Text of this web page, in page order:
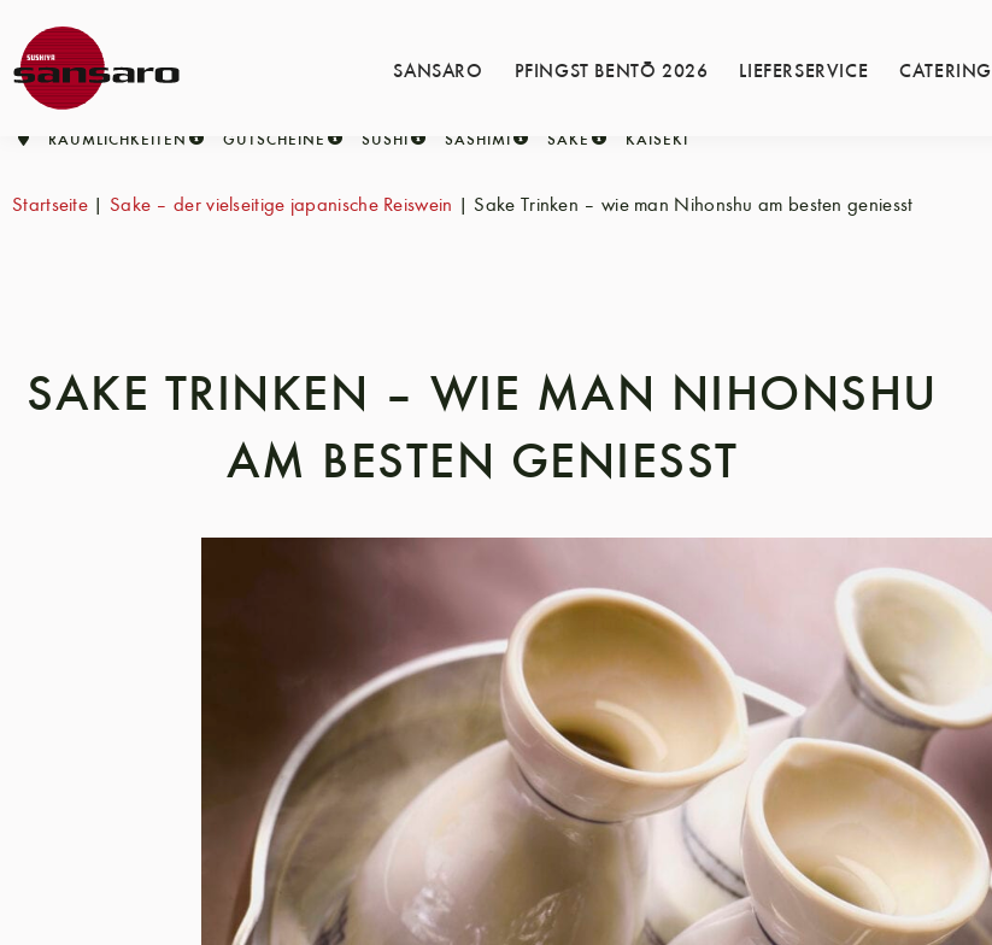
SANSARO PFINGST BENTŌ 2026 LIEFERSERVICE CATERING
RÄUMLICHKEITEN GUTSCHEINE SUSHI SASHIMI SAKE KAISEKI
Startseite | Sake – der vielseitige japanische Reiswein |Sake Trinken – wie man Nihonshu am besten geniesst
SAKE TRINKEN – WIE MAN NIHONSHU
AM BESTEN GENIESST